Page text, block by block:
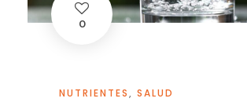
0
NUTRIENTES, SALUD